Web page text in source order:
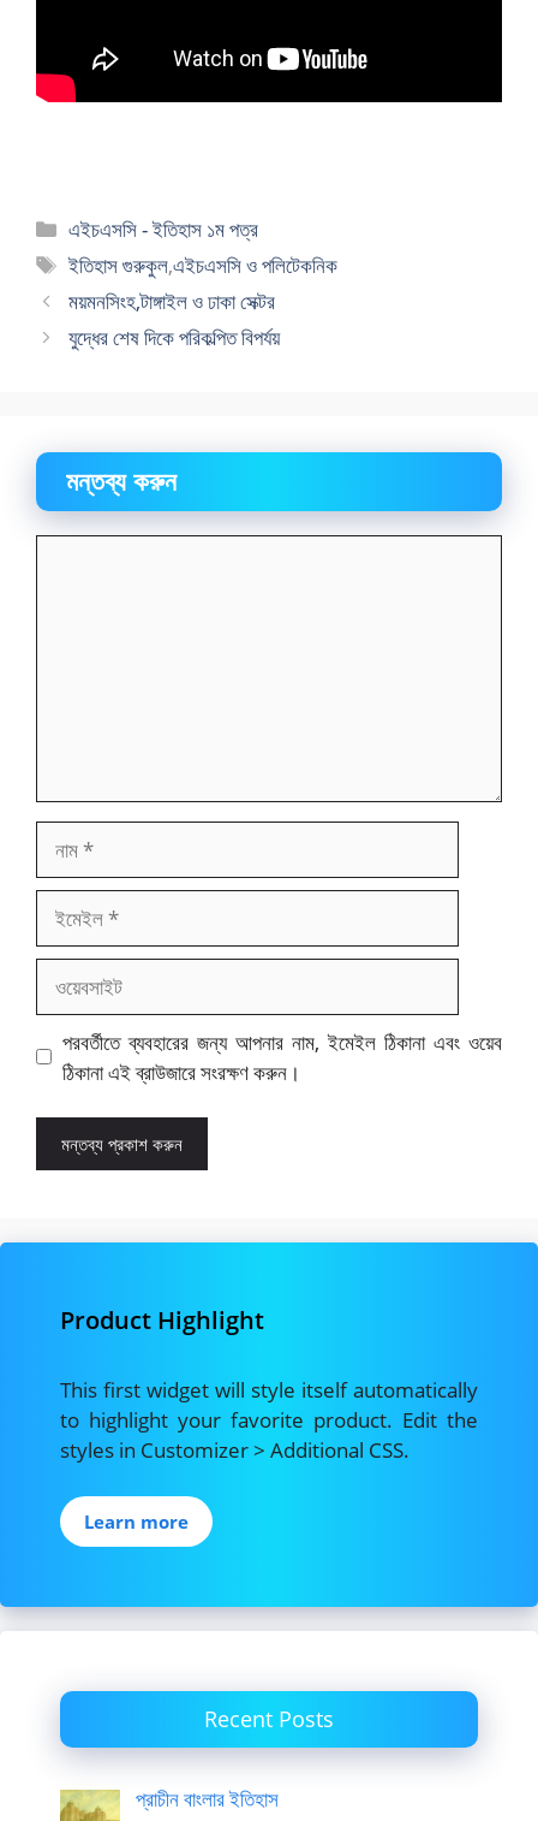
বিভাগ
সমূহ
এইচএসসি - ইতিহাস ১ম পত্র
ট্যাগ
সমূহ
ইতিহাস গুরুকুল,এইচএসসি ও পলিটেকনিক
ময়মনসিংহ,টাঙ্গাইল ও ঢাকা সেক্টর
যুদ্ধের শেষ দিকে পরিকল্পিত বিপর্যয়
মন্তব্য করুন
ইমেইল
পরবর্তীতে ব্যবহারের জন্য আপনার নাম, ইমেইল ঠিকানা এবং ওয়েব
ঠিকানা এই ব্রাউজারে সংরক্ষণ করুন।
Product Highlight
This first widget will style itself automatically
to highlight your favorite product. Edit the
styles in Customizer > Additional CSS.
Learn more
Recent Posts
প্রাচীন বাংলার ইতিহাস